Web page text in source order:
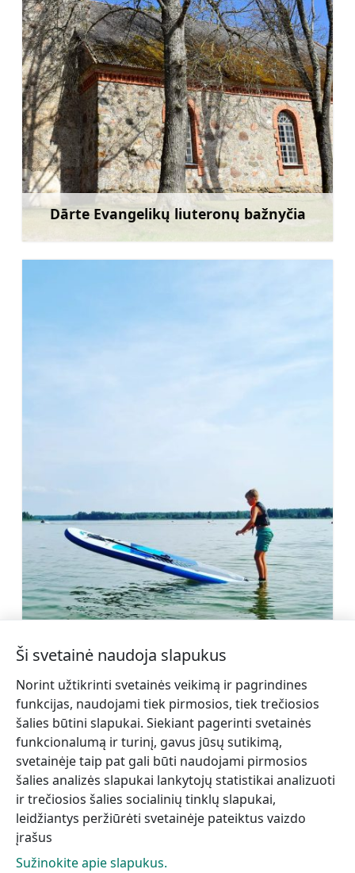
Dārte Evangelikų liuteronų bažnyčia
Sužinoti daugiau
Walle group SUP lenta nuoma
←Dzirnavkalns Malūno kalnas Milžinkalnis
Ši svetainė naudoja slapukus
Norint užtikrinti svetainės veikimą ir pagrindines
funkcijas, naudojami tiek pirmosios, tiek trečiosios
šalies būtini slapukai. Siekiant pagerinti svetainės
funkcionalumą ir turinį, gavus jūsų sutikimą,
svetainėje taip pat gali būti naudojami pirmosios
šalies analizės slapukai lankytojų statistikai analizuoti
ir trečiosios šalies socialinių tinklų slapukai,
leidžiantys peržiūrėti svetainėje pateiktus vaizdo
įrašus
Sužinokite apie slapukus.